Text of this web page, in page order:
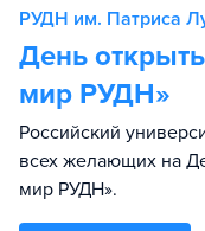
РУДН им. Патриса
День
мир РУДН»
Российский
всех желающих на
мир РУДН».